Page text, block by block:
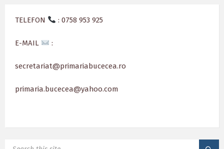
TELEFON : 0758 953 925
E-MAIL :
secretariat@primariabucecea.ro
primaria.bucecea@yahoo.com